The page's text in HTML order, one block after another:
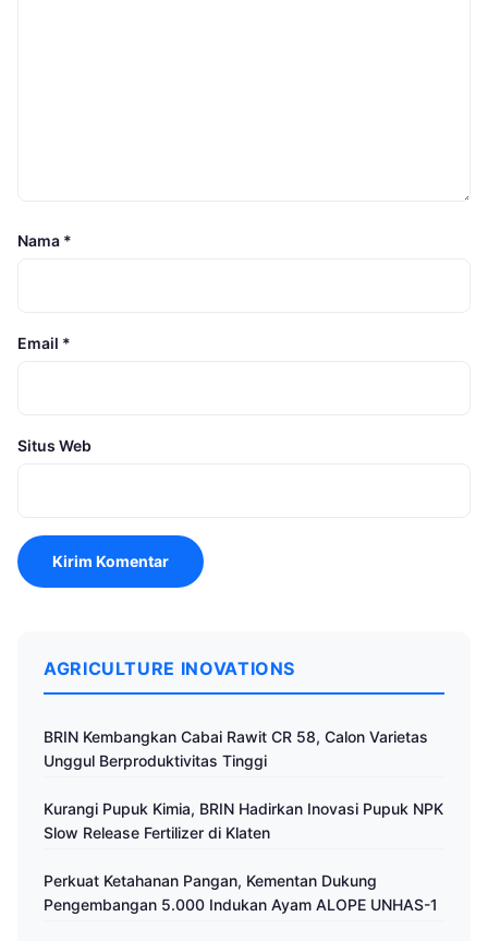
Nama *
Email *
Situs Web
AGRICULTURE INOVATIONS
BRIN Kembangkan Cabai Rawit CR 58, Calon Varietas
Unggul Berproduktivitas Tinggi
Kurangi Pupuk Kimia, BRIN Hadirkan Inovasi Pupuk NPK
Slow Release Fertilizer di Klaten
Perkuat Ketahanan Pangan, Kementan Dukung
Pengembangan 5.000 Indukan Ayam ALOPE UNHAS-1